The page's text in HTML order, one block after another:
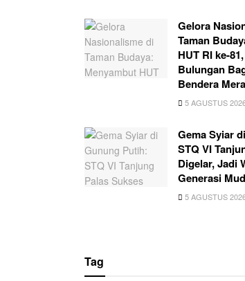
Gelora
Taman
HUT RI ke-
Bulungan
Bendera
5 AGUSTUS
Gema Syiar
STQ VI
Digelar, Jadi
Generasi
5 AGUSTUS
Tag